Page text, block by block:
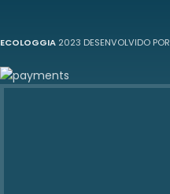
ECOLOGGIA 2023 DESENVOLVIDO POR